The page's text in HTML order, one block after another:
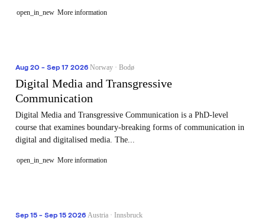
open_in_new More information
Aug 20 - Sep 17 2026 Norway · Bodø
Digital Media and Transgressive
Communication
Digital Media and Transgressive Communication is a PhD-level
course that examines boundary-breaking forms of communication in
digital and digitalised media. The...
open_in_new More information
Sep 15 - Sep 15 2026 Austria · Innsbruck